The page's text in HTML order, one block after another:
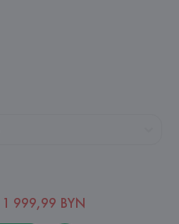
1 999,99 BYN